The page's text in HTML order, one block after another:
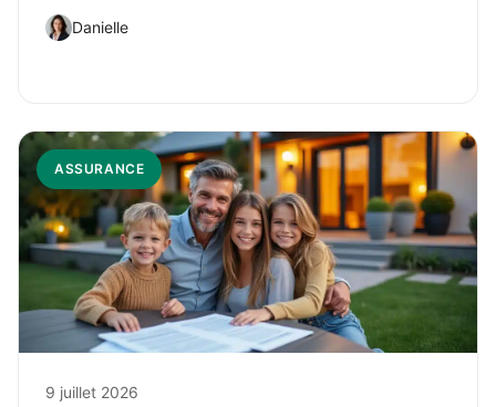
Danielle
ASSURANCE
9 juillet 2026